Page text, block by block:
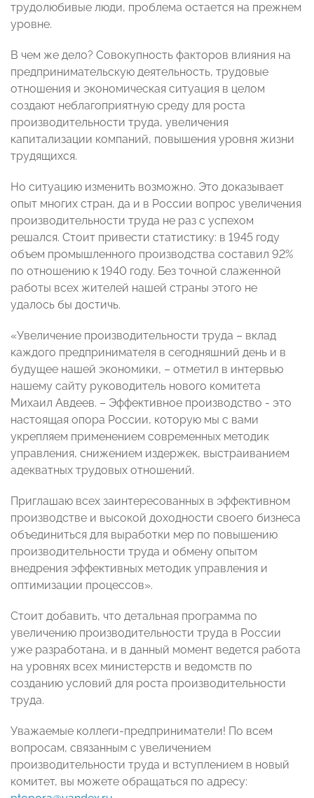
трудолюбивые люди, проблема остается на прежнем
уровне.
В чем же дело? Совокупность факторов влияния на
предпринимательскую деятельность, трудовые
отношения и экономическая ситуация в целом
создают неблагоприятную среду для роста
производительности труда, увеличения
капитализации компаний, повышения уровня жизни
трудящихся.
Но ситуацию изменить возможно. Это доказывает
опыт многих стран, да и в России вопрос увеличения
производительности труда не раз с успехом
решался. Стоит привести статистику: в 1945 году
объем промышленного производства составил 92%
по отношению к 1940 году. Без точной слаженной
работы всех жителей нашей страны этого не
удалось бы достичь.
«Увеличение производительности труда – вклад
каждого предпринимателя в сегодняшний день и в
будущее нашей экономики, – отметил в интервью
нашему сайту руководитель нового комитета
Михаил Авдеев. – Эффективное производство - это
настоящая опора России, которую мы с вами
укрепляем применением современных методик
управления, снижением издержек, выстраиванием
адекватных трудовых отношений.
Приглашаю всех заинтересованных в эффективном
производстве и высокой доходности своего бизнеса
объединиться для выработки мер по повышению
производительности труда и обмену опытом
внедрения эффективных методик управления и
оптимизации процессов».
Стоит добавить, что детальная программа по
увеличению производительности труда в России
уже разработана, и в данный момент ведется работа
на уровнях всех министерств и ведомств по
созданию условий для роста производительности
труда.
Уважаемые коллеги-предприниматели! По всем
вопросам, связанным с увеличением
производительности труда и вступлением в новый
комитет, вы можете обращаться по адресу: